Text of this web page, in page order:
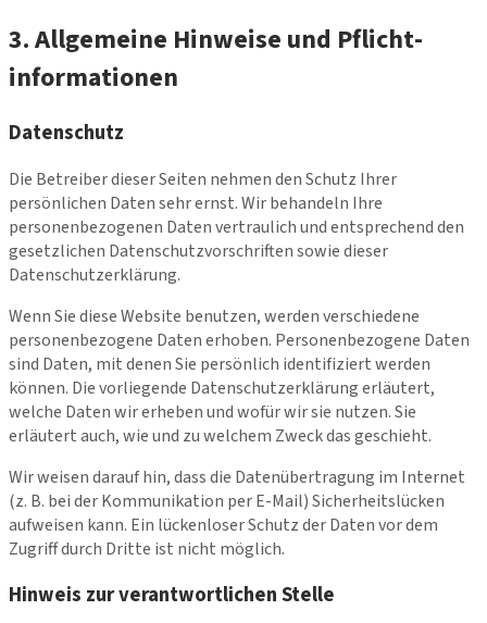
3. Allgemeine Hinweise und Pflicht­
informationen
Datenschutz
Die Betreiber dieser Seiten nehmen den Schutz Ihrer
persönlichen Daten sehr ernst. Wir behandeln Ihre
personenbezogenen Daten vertraulich und entsprechend den
gesetzlichen Datenschutzvorschriften sowie dieser
Datenschutzerklärung.
Wenn Sie diese Website benutzen, werden verschiedene
personenbezogene Daten erhoben. Personenbezogene Daten
sind Daten, mit denen Sie persönlich identifiziert werden
können. Die vorliegende Datenschutzerklärung erläutert,
welche Daten wir erheben und wofür wir sie nutzen. Sie
erläutert auch, wie und zu welchem Zweck das geschieht.
Wir weisen darauf hin, dass die Datenübertragung im Internet
(z. B. bei der Kommunikation per E-Mail) Sicherheitslücken
aufweisen kann. Ein lückenloser Schutz der Daten vor dem
Zugriff durch Dritte ist nicht möglich.
Hinweis zur verantwortlichen Stelle